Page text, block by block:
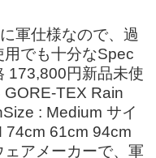
軍仕様なので、過
でも十分なSpec
円新品未使
TEX Rain
: Medium サイ
61cm 94cm
アメーカーで、軍